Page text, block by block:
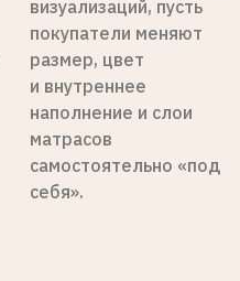
визуализаций, пусть
покупатели меняют
размер, цвет
и внутреннее
наполнение и слои
матрасов
самостоятельно «под
себя».